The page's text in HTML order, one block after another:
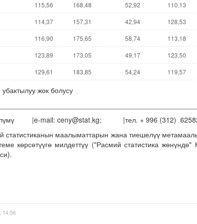
115,56 168,48 52,92 110,13
114,37 157,31 42,94 128,53
116,90 175,65 58,74 113,18
123,89 173,05 49,17 123,50
129,61 183,85 54,24 119,57
жок болусу
|e-mail: ceny@stat.kg; |тел. + 996 (312)
статистиканын маалыматтарын жана тиешелүү
көрсөтүүгө милдеттүү ("Расмий статистика жөнүндө"
14:56